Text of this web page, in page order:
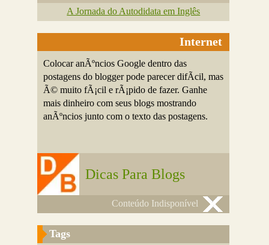
A Jornada do Autodidata em Inglês
Internet
Colocar anÃºncios Google dentro das
postagens do blogger pode parecer difÃ­cil, mas
Ã© muito fÃ¡cil e rÃ¡pido de fazer. Ganhe
mais dinheiro com seus blogs mostrando
anÃºncios junto com o texto das postagens.
Dicas Para Blogs
Conteúdo Indisponível
Tags